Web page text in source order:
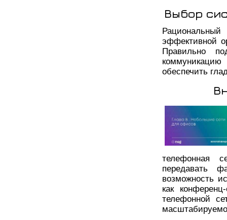
Выбор
эффективной
Правильно
обеспечить
телефонная
передавать
возможность
как
телефонной